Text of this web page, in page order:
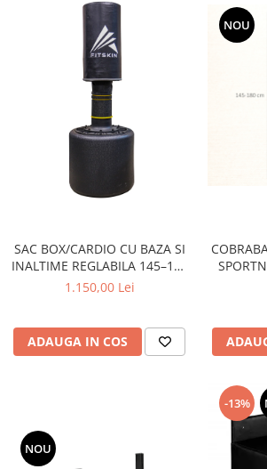
SAC BOX/CARDIO CU BAZA SI
INALTIME REGLABILA 145–165
CM
1.150,00 Lei
ADAUGA IN COS
NOU
NOU
-13%